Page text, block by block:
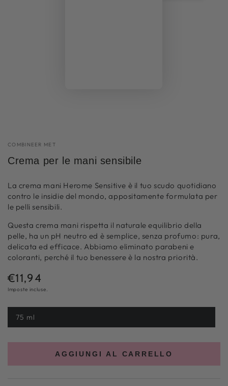
COMBINEER MET
Crema per le mani sensibile
La crema mani Herome Sensitive è il tuo scudo quotidiano
contro le insidie ​​del mondo, appositamente formulata per
le pelli sensibili.
Questa crema mani rispetta il naturale equilibrio della
pelle, ha un pH neutro ed è semplice, senza profumo: pura,
delicata ed efficace. Abbiamo eliminato parabeni e
coloranti, perché il tuo benessere è la nostra priorità.
Prezzo
normale
€11,94
Imposte incluse.
75 ml
Variante
esaurita
non
AGGIUNGI AL CARRELLO